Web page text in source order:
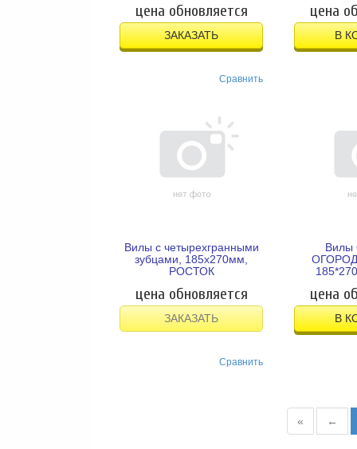
цена обновляется
ЗАКАЗАТЬ
Сравнить
цена
В
Вилы с четырехгранными
зубцами, 185х270мм,
РОСТОК
цена обновляется
ЗАКАЗАТЬ
Сравнить
Вилы
цена
В
« ←